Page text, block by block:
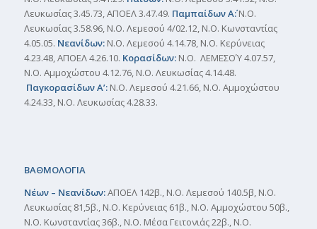
Λευκωσίας 3.45.73, ΑΠΟΕΛ 3.47.49. Παμπαίδων Α΄:Ν.Ο.
Λευκωσίας 3.58.96, Ν.Ο. Λεμεσού 4/02.12, Ν.Ο. Κωνσταντίας
4.05.05. Νεανίδων:Ν.Ο. Λεμεσού 4.14.78, Ν.Ο. Κερύνειας
4.23.48, ΑΠΟΕΛ 4.26.10. Κορασίδων:Ν.Ο. ΛΕΜΕΣΟΎ 4.07.57,
Ν.Ο. Αμμοχώστου 4.12.76, Ν.Ο. Λευκωσίας 4.14.48.
Παγκορασίδων Α’:Ν.Ο. Λεμεσού 4.21.66, Ν.Ο. Αμμοχώστου
4.24.33, Ν.Ο. Λευκωσίας 4.28.33.
ΒΑΘΜΟΛΟΓΙΑ
Νέων – Νεανίδων:ΑΠΟΕΛ 142β., Ν.Ο. Λεμεσού 140.5β, Ν.Ο.
Λευκωσίας 81,5β., N.O. Κερύνειας 61β., Ν.Ο. Αμμοχώστου 50β.,
Ν.Ο. Κωνσταντίας 36β., Ν.Ο. Μέσα Γειτονιάς 22β., Ν.Ο.